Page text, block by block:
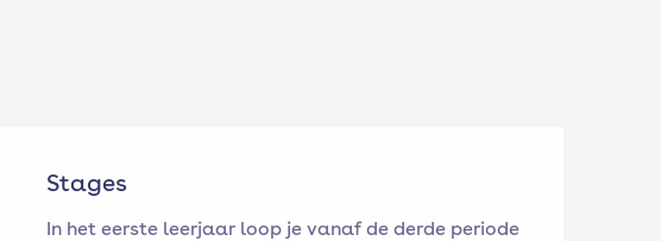
Stages
In het eerste leerjaar loop je vanaf de derde periode